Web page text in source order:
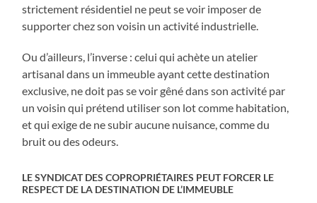
strictement résidentiel ne peut se voir imposer de
supporter chez son voisin un activité industrielle.
Ou d’ailleurs, l’inverse : celui qui achète un atelier
artisanal dans un immeuble ayant cette destination
exclusive, ne doit pas se voir gêné dans son activité par
un voisin qui prétend utiliser son lot comme habitation,
et qui exige de ne subir aucune nuisance, comme du
bruit ou des odeurs.
LE SYNDICAT DES COPROPRIÉTAIRES PEUT FORCER LE
RESPECT DE LA DESTINATION DE L’IMMEUBLE